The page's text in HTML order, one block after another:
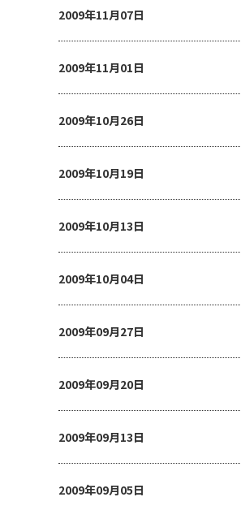
2009年11月07日
2009年11月01日
2009年10月26日
2009年10月19日
2009年10月13日
2009年10月04日
2009年09月27日
2009年09月20日
2009年09月13日
2009年09月05日